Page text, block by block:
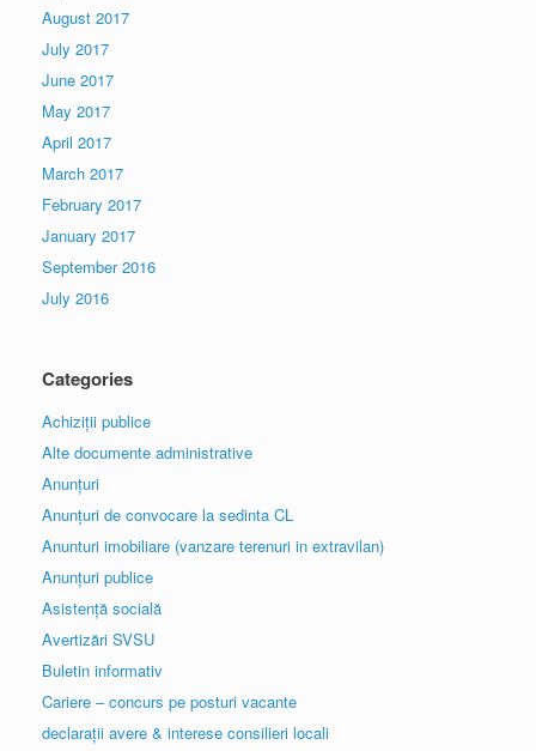
August 2017
July 2017
June 2017
May 2017
April 2017
March 2017
February 2017
January 2017
September 2016
July 2016
Categories
Achiziții publice
Alte documente administrative
Anunțuri
Anunțuri de convocare la sedinta CL
Anunturi imobiliare (vanzare terenuri in extravilan)
Anunțuri publice
Asistență socială
Avertizări SVSU
Buletin informativ
Cariere – concurs pe posturi vacante
declarații avere & interese consilieri locali